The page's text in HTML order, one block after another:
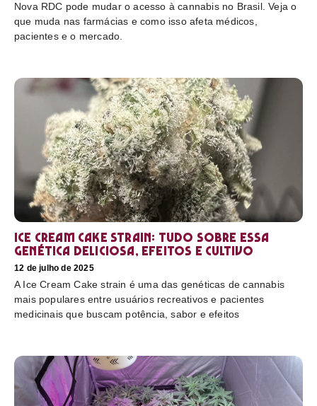
Nova RDC pode mudar o acesso à cannabis no Brasil. Veja o
que muda nas farmácias e como isso afeta médicos,
pacientes e o mercado.
Ice Cream Cake Strain: tudo sobre essa
genética deliciosa, efeitos e cultivo
12 de julho de 2025
A Ice Cream Cake strain é uma das genéticas de cannabis
mais populares entre usuários recreativos e pacientes
medicinais que buscam potência, sabor e efeitos